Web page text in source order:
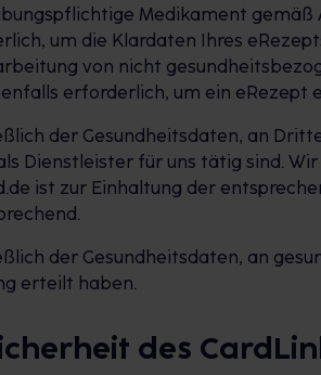
Medikament gemäß
um die Klardaten Ihres
von nicht
erforderlich, um ein eRezept
der Gesundheitsdaten, an
Dienstleister für uns tätig sind.
ist zur Einhaltung der
der Gesundheitsdaten, an
erteilt haben.
des